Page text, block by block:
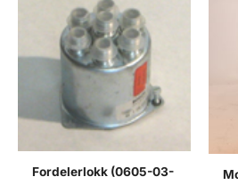
Fordelerlokk (0605-03-